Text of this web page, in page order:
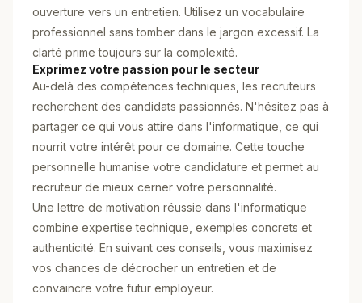
ouverture vers un entretien. Utilisez un vocabulaire
professionnel sans tomber dans le jargon excessif. La
clarté prime toujours sur la complexité.
Exprimez votre passion pour le secteur
Au-delà des compétences techniques, les recruteurs
recherchent des candidats passionnés. N'hésitez pas à
partager ce qui vous attire dans l'informatique, ce qui
nourrit votre intérêt pour ce domaine. Cette touche
personnelle humanise votre candidature et permet au
recruteur de mieux cerner votre personnalité.
Une lettre de motivation réussie dans l'informatique
combine expertise technique, exemples concrets et
authenticité. En suivant ces conseils, vous maximisez
vos chances de décrocher un entretien et de
convaincre votre futur employeur.